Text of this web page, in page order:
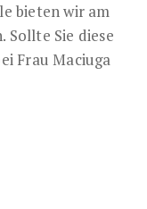
bieten wir am
Sollte Sie diese
Frau Maciuga